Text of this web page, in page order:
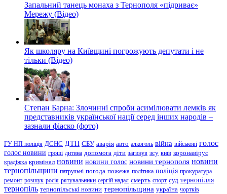
Запальний танець монаха з Тернополя «підриває»
Мережу (Відео)
Як школяру на Київщині погрожують депутати і не
тільки (Відео)
Степан Барна: Злочинні спроби асимілювати лемків як
представників української нації серед інших народів –
зазнали фіаско (фото)
ГУ НП поліція ДСНС ДТП СБУ аварія авто алкоголь війна військові голос
голос новини гроші дитина допомога діти загинув зсу київ коронавірус
крадіжка кримінал новини новини голос новини тернополя новини
тернопільщини патрульні погода пожежа політика поліція прокуратура
ремонт розшук росія рятувальники сергій надал смерть спорт суд тернопілля
тернопіль тернопільські новини тернопільщина україна чортків